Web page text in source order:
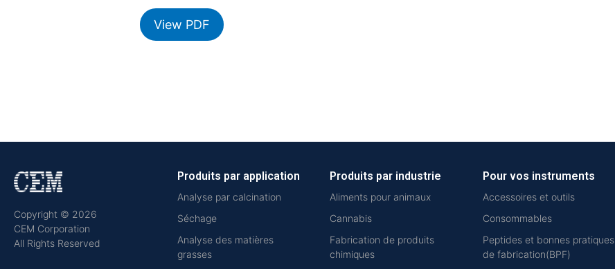
View PDF
Copyright © 2026
CEM Corporation
All Rights Reserved
Produits par application
Analyse par calcination
Séchage
Analyse des matières
grasses
Produits par industrie
Aliments pour animaux
Cannabis
Fabrication de produits
chimiques
Pour vos instruments
Accessoires et outils
Consommables
Peptides et bonnes pratiques
de fabrication(BPF)